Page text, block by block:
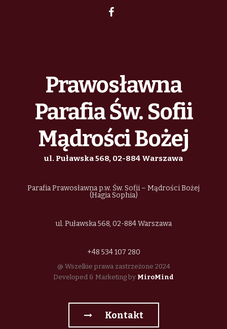
Prawosławna
Parafia Św. Sofii
Mądrości Bożej
ul. Puławska 568, 02-884 Warszawa
Parafia Prawosławna p.w. Św. Sofii – Mądrości Bożej
(Hagia Sophia)
ul. Puławska 568, 02-884 Warszawa
+48 534 107 280
@ Wszelkie prawa zastrzeżone 2024
Developed & Marketing by MiroMind
Kontakt